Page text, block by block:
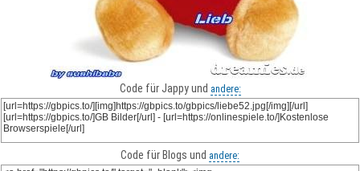
Code für Jappy und andere:
Code für Blogs und andere: